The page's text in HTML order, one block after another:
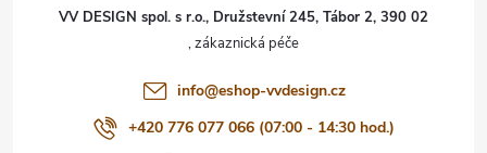
VV DESIGN spol. s r.o., Družstevní 245, Tábor 2, 390 02
info@eshop-vvdesign.cz
+420 776 077 066 (07:00 - 14:30 hod.)